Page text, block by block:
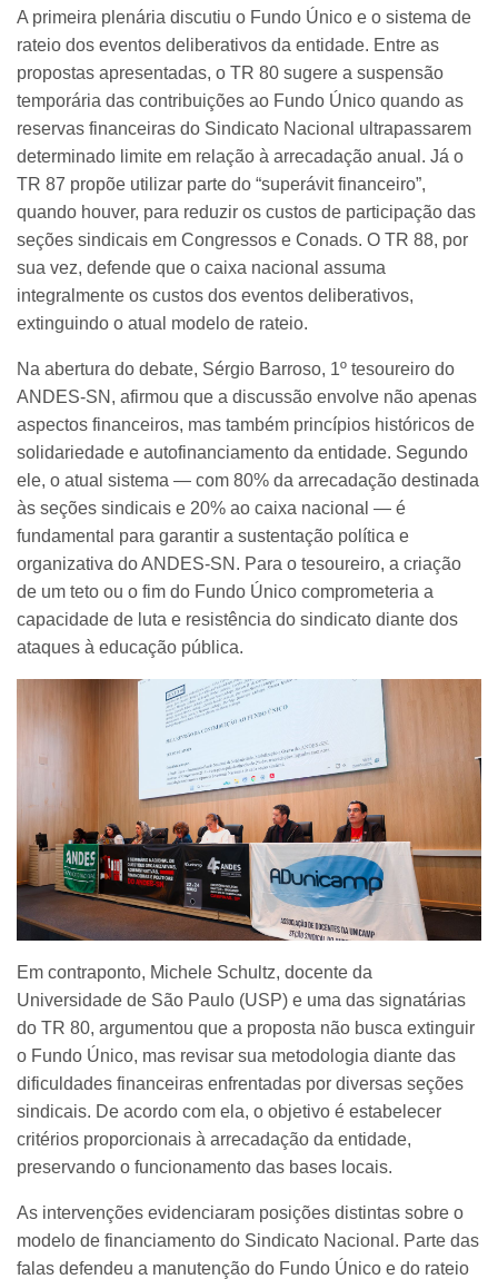
A primeira plenária discutiu o Fundo Único e o sistema de
rateio dos eventos deliberativos da entidade. Entre as
propostas apresentadas, o TR 80 sugere a suspensão
temporária das contribuições ao Fundo Único quando as
reservas financeiras do Sindicato Nacional ultrapassarem
determinado limite em relação à arrecadação anual. Já o
TR 87 propõe utilizar parte do “superávit financeiro”,
quando houver, para reduzir os custos de participação das
seções sindicais em Congressos e Conads. O TR 88, por
sua vez, defende que o caixa nacional assuma
integralmente os custos dos eventos deliberativos,
extinguindo o atual modelo de rateio.
Na abertura do debate, Sérgio Barroso, 1º tesoureiro do
ANDES-SN, afirmou que a discussão envolve não apenas
aspectos financeiros, mas também princípios históricos de
solidariedade e autofinanciamento da entidade. Segundo
ele, o atual sistema — com 80% da arrecadação destinada
às seções sindicais e 20% ao caixa nacional — é
fundamental para garantir a sustentação política e
organizativa do ANDES-SN. Para o tesoureiro, a criação
de um teto ou o fim do Fundo Único comprometeria a
capacidade de luta e resistência do sindicato diante dos
ataques à educação pública.
Em contraponto, Michele Schultz, docente da
Universidade de São Paulo (USP) e uma das signatárias
do TR 80, argumentou que a proposta não busca extinguir
o Fundo Único, mas revisar sua metodologia diante das
dificuldades financeiras enfrentadas por diversas seções
sindicais. De acordo com ela, o objetivo é estabelecer
critérios proporcionais à arrecadação da entidade,
preservando o funcionamento das bases locais.
As intervenções evidenciaram posições distintas sobre o
modelo de financiamento do Sindicato Nacional. Parte das
falas defendeu a manutenção do Fundo Único e do rateio